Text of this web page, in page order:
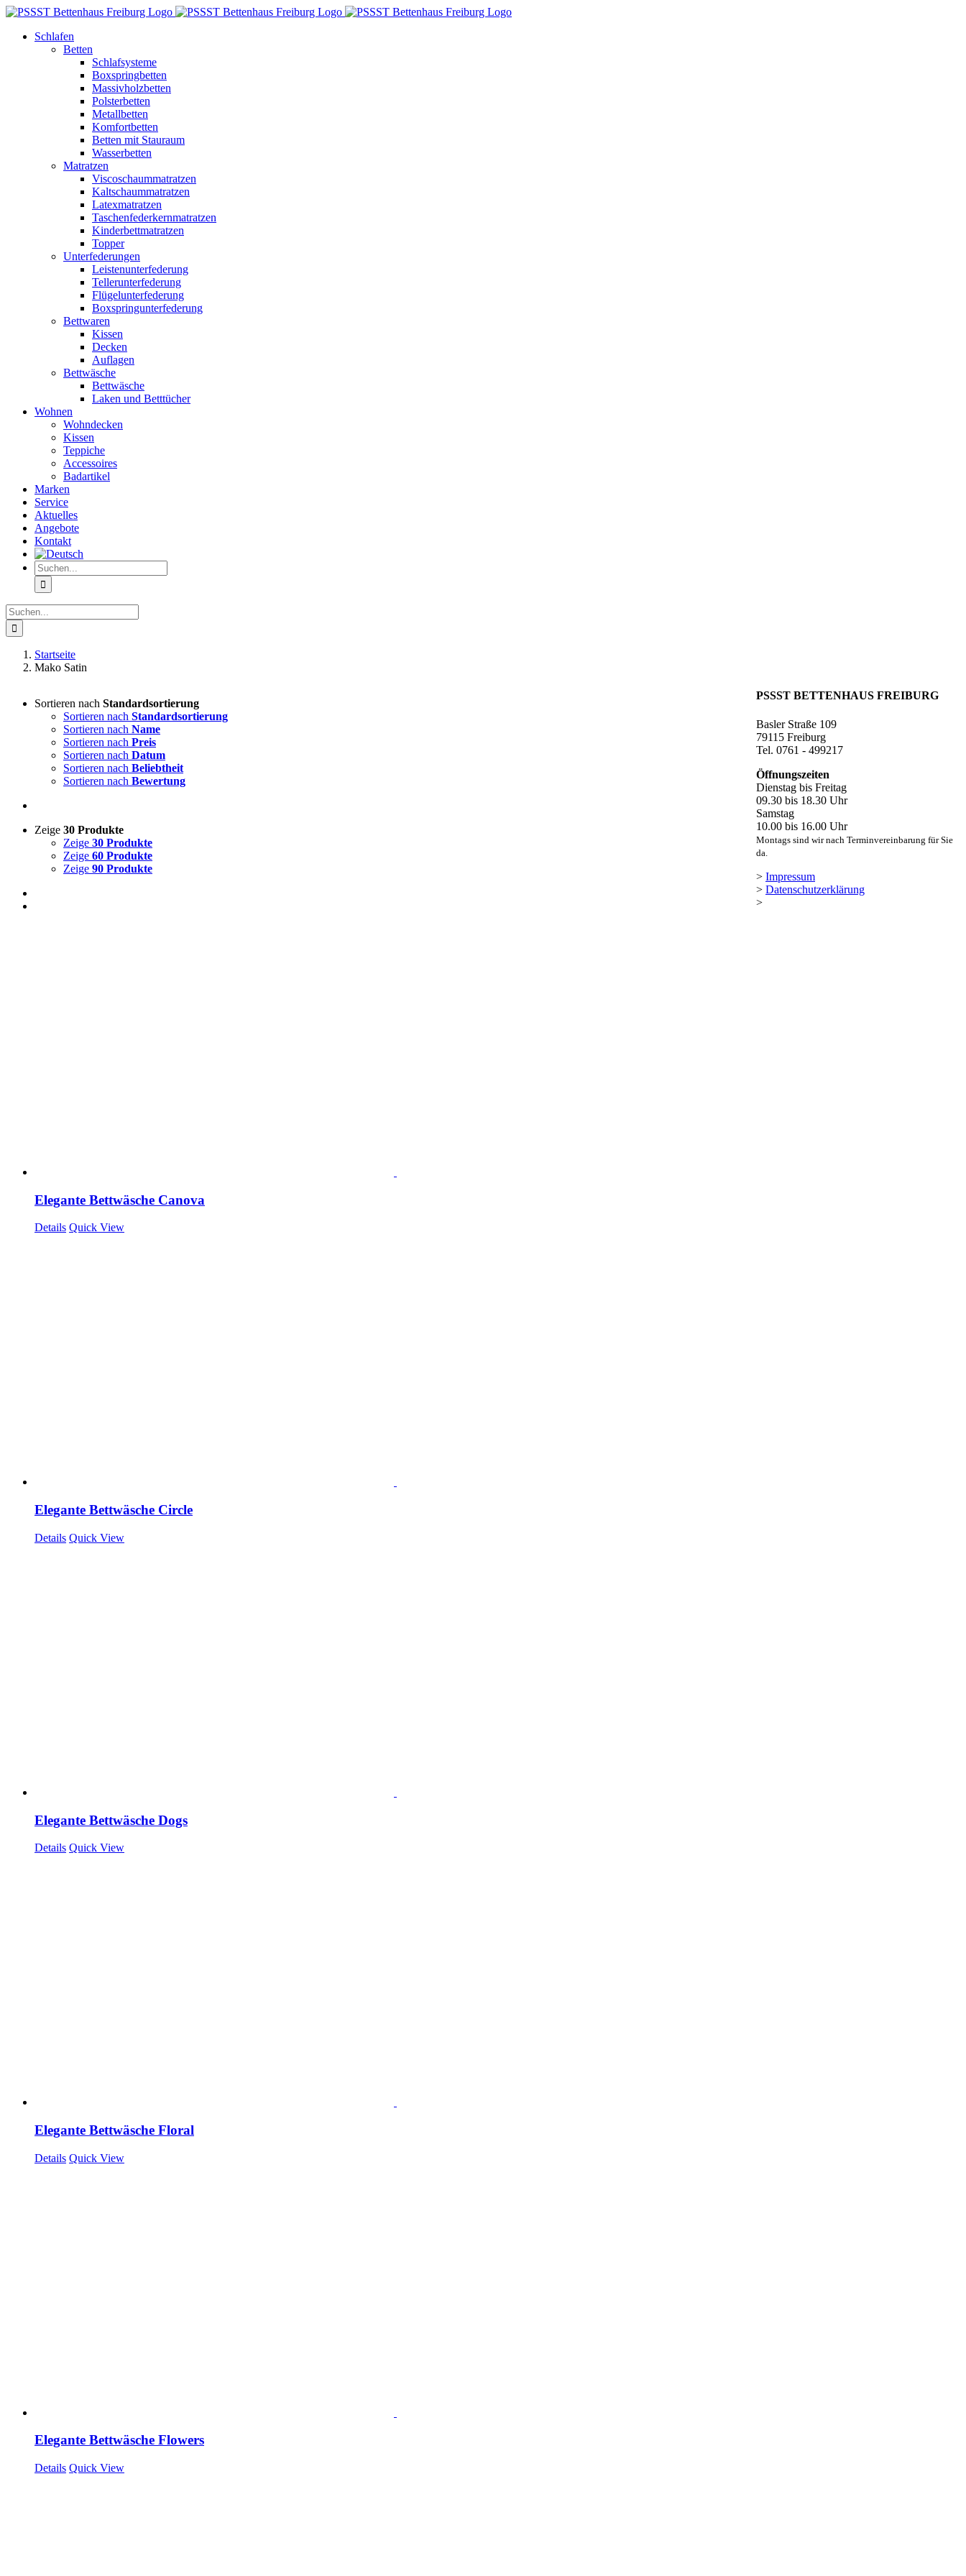
Zum
springenSchlafen
Betten
Schlafsysteme
Boxspringbetten
Massivholzbetten
Polsterbetten
Metallbetten
Komfortbetten
Betten mit Stauraum
Wasserbetten
Matratzen
Viscoschaummatratzen
Kaltschaummatratzen
Latexmatratzen
Taschenfederkernmatratzen
Kinderbettmatratzen
Topper
Unterfederungen
Leistenunterfederung
Tellerunterfederung
Flügelunterfederung
Boxspringunterfederung
Bettwaren
Kissen
Decken
Auflagen
Bettwäsche
Bettwäsche
Laken und Betttücher
Wohnen
Wohndecken
Kissen
Teppiche
Accessoires
Badartikel
Marken
Service
Aktuelles
Angebote
Kontakt
Suche
nach:
Suche
nach:
Startseite
Mako Satin
Sortieren nach Standardsortierung
Sortieren nach Standardsortierung
Sortieren nach Name
Sortieren nach Preis
Sortieren nach Datum
Sortieren nach Beliebtheit
Sortieren nach Bewertung
Zeige 30 Produkte
Zeige 30 Produkte
Zeige 60 Produkte
Zeige 90 Produkte
Elegante Bettwäsche Canova
Details Quick View
Elegante Bettwäsche Circle
Details Quick View
Elegante Bettwäsche Dogs
Details Quick View
Elegante Bettwäsche Floral
Details Quick View
Elegante Bettwäsche Flowers
Details Quick View
PSSST BETTENHAUS FREIBURG
Basler Straße 109
79115 Freiburg
Tel. 0761 - 499217
Öffnungszeiten
Dienstag bis Freitag
09.30 bis 18.30 Uhr
Samstag
10.00 bis 16.00 Uhr
Montags sind wir nach Terminvereinbarung für Sie
da.
> Impressum
> Datenschutzerklärung
>